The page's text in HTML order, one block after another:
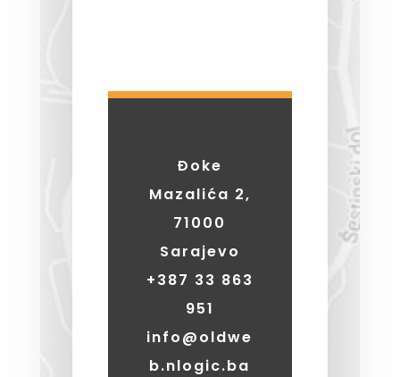
Đoke
Mazalića 2,
71000
Sarajevo
+387 33 863
951
info@oldwe
b.nlogic.ba